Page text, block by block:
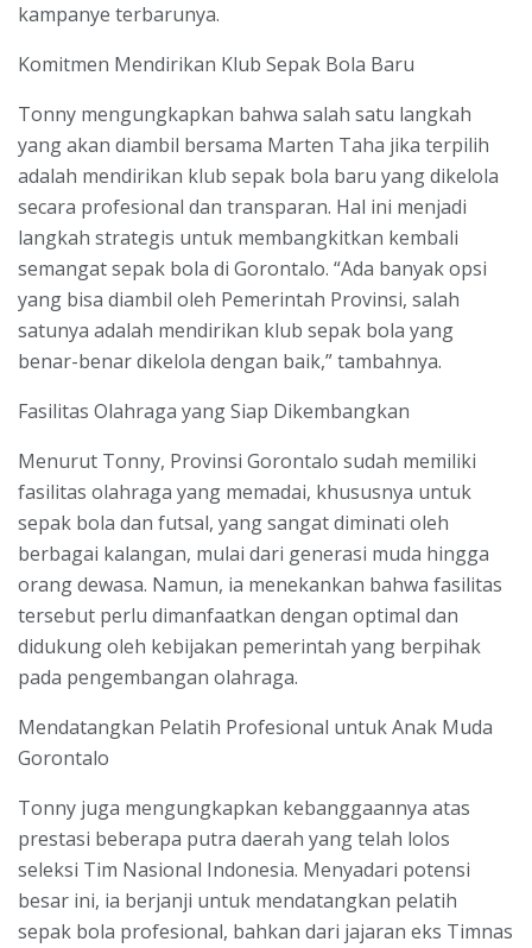
kampanye terbarunya.
Komitmen Mendirikan Klub Sepak Bola Baru
Tonny mengungkapkan bahwa salah satu langkah
yang akan diambil bersama Marten Taha jika terpilih
adalah mendirikan klub sepak bola baru yang dikelola
secara profesional dan transparan. Hal ini menjadi
langkah strategis untuk membangkitkan kembali
semangat sepak bola di Gorontalo. “Ada banyak opsi
yang bisa diambil oleh Pemerintah Provinsi, salah
satunya adalah mendirikan klub sepak bola yang
benar-benar dikelola dengan baik,” tambahnya.
Fasilitas Olahraga yang Siap Dikembangkan
Menurut Tonny, Provinsi Gorontalo sudah memiliki
fasilitas olahraga yang memadai, khususnya untuk
sepak bola dan futsal, yang sangat diminati oleh
berbagai kalangan, mulai dari generasi muda hingga
orang dewasa. Namun, ia menekankan bahwa fasilitas
tersebut perlu dimanfaatkan dengan optimal dan
didukung oleh kebijakan pemerintah yang berpihak
pada pengembangan olahraga.
Mendatangkan Pelatih Profesional untuk Anak Muda
Gorontalo
Tonny juga mengungkapkan kebanggaannya atas
prestasi beberapa putra daerah yang telah lolos
seleksi Tim Nasional Indonesia. Menyadari potensi
besar ini, ia berjanji untuk mendatangkan pelatih
sepak bola profesional, bahkan dari jajaran eks Timnas